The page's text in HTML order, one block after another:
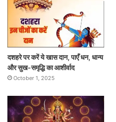
दशहरे पर करें ये खास दान, पाएँ धन, धान्य
और सुख-समृद्धि का आशीर्वाद
October 1, 2025